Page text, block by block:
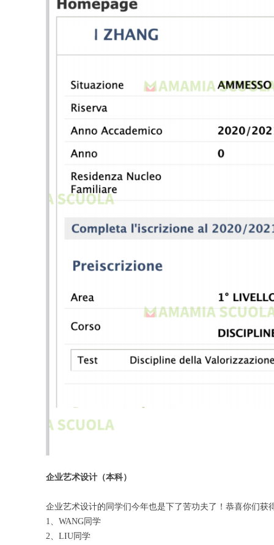
企业艺术设计（本科）
企业艺术设计的同学们今年也是下了苦功夫了！恭喜你们获
1、WANG同学
2、LIU同学